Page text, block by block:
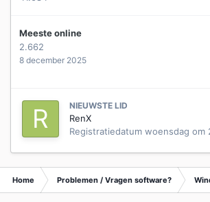
Meeste online
2.662
8 december 2025
NIEUWSTE LID
RenX
Registratiedatum woensdag om
Home Problemen / Vragen software?